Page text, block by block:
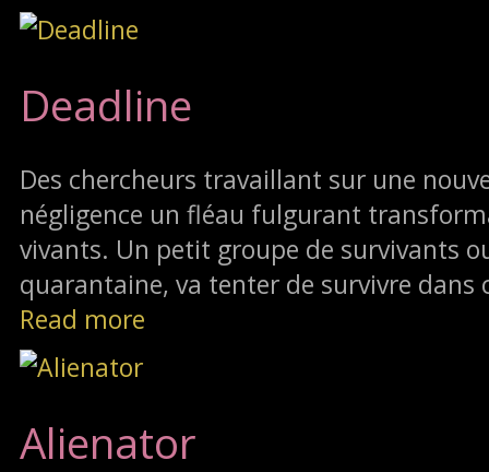
Deadline
Des chercheurs travaillant sur une
négligence un fléau fulgurant
vivants. Un petit groupe de survivants
quarantaine, va tenter de survivre
Read more
Alienator